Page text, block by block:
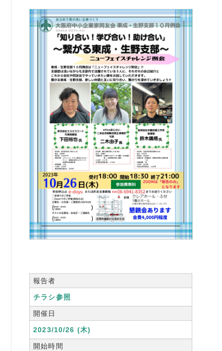
同友会の地域づくり
障がい者雇用
例会案内・活動報告
例会案内・活動報告
入会案内
よくある質問
事務局
コンテンツ
コラム
ニュース
書籍紹介
報告者
チラシ参照
開催日
2023/10/26 (木)
開始時間